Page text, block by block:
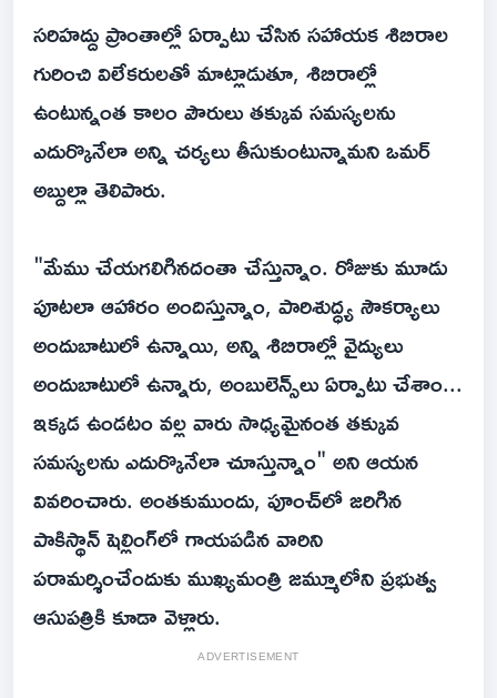
సరిహద్దు ప్రాంతాల్లో ఏర్పాటు చేసిన సహాయక శిబిరాల
గురించి విలేకరులతో మాట్లాడుతూ, శిబిరాల్లో
ఉంటున్నంత కాలం పౌరులు తక్కువ సమస్యలను
ఎదుర్కొనేలా అన్ని చర్యలు తీసుకుంటున్నామని ఒమర్
అబ్దుల్లా తెలిపారు.
"మేము చేయగలిగినదంతా చేస్తున్నాం. రోజుకు మూడు
పూటలా ఆహారం అందిస్తున్నాం, పారిశుద్ధ్య సౌకర్యాలు
అందుబాటులో ఉన్నాయి, అన్ని శిబిరాల్లో వైద్యులు
అందుబాటులో ఉన్నారు, అంబులెన్స్‌లు ఏర్పాటు చేశాం...
ఇక్కడ ఉండటం వల్ల వారు సాధ్యమైనంత తక్కువ
సమస్యలను ఎదుర్కొనేలా చూస్తున్నాం" అని ఆయన
వివరించారు. అంతకుముందు, పూంచ్‌లో జరిగిన
పాకిస్థాన్ షెల్లింగ్‌లో గాయపడిన వారిని
పరామర్శించేందుకు ముఖ్యమంత్రి జమ్మూలోని ప్రభుత్వ
ఆసుపత్రికి కూడా వెళ్లారు.
ADVERTISEMENT